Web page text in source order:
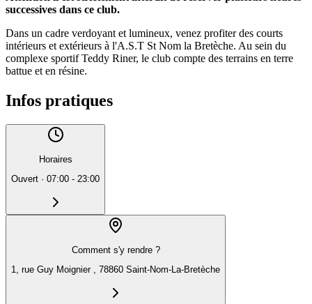
successives dans ce club.
Dans un cadre verdoyant et lumineux, venez profiter des courts
intérieurs et extérieurs à l'A.S.T St Nom la Bretèche. Au sein du
complexe sportif Teddy Riner, le club compte des terrains en terre
battue et en résine.
Infos pratiques
Horaires
Ouvert · 07:00 - 23:00
Comment s'y rendre ?
1, rue Guy Moignier , 78860 Saint-Nom-La-Bretèche